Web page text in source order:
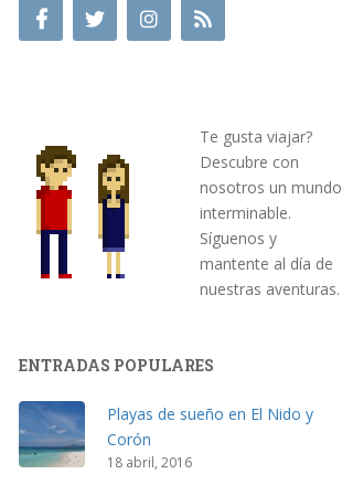
Te gusta viajar?
Descubre con
nosotros un mundo
interminable.
Síguenos y
mantente al día de
nuestras aventuras.
ENTRADAS POPULARES
Playas de sueño en El Nido y
Corón
18 abril, 2016